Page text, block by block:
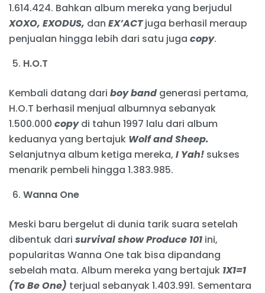
1.614.424. Bahkan album mereka yang berjudul
XOXO, EXODUS, dan EX’ACTjuga berhasil meraup
penjualan hingga lebih dari satu juga copy.
H.O.T
Kembali datang dari boy band generasi pertama,
H.O.T berhasil menjual albumnya sebanyak
1.500.000 copydi tahun 1997 lalu dari album
keduanya yang bertajuk Wolf and Sheep.
Selanjutnya album ketiga mereka, I Yah! sukses
menarik pembeli hingga 1.383.985.
Wanna One
Meski baru bergelut di dunia tarik suara setelah
dibentuk dari survival show Produce 101 ini,
popularitas Wanna One tak bisa dipandang
sebelah mata. Album mereka yang bertajuk 1X1=1
(To Be One) terjual sebanyak 1.403.991. Sementara